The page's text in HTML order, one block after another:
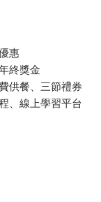
惠
終獎金
供餐、三節禮券
、線上學習平台